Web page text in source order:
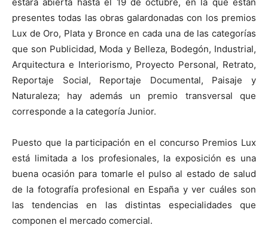
presentes todas las obras galardonadas con los premios
Lux de Oro, Plata y Bronce en cada una de las categorías
que son Publicidad, Moda y Belleza, Bodegón, Industrial,
Arquitectura e Interiorismo, Proyecto Personal, Retrato,
Reportaje Social, Reportaje Documental, Paisaje y
Naturaleza; hay además un premio transversal que
corresponde a la categoría Junior.
Puesto que la participación en el concurso Premios Lux
está limitada a los profesionales, la exposición es una
buena ocasión para tomarle el pulso al estado de salud
de la fotografía profesional en España y ver cuáles son
las tendencias en las distintas especialidades que
componen el mercado comercial.